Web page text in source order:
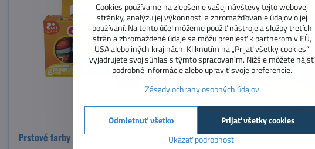
Prstové farby 6 Prstové farby 8
Cookies používame na zlepšenie vašej návštevy tejto webovej
stránky, analýzu jej výkonnosti a zhromažďovanie údajov o jej
používaní. Na tento účel môžeme použiť nástroje a služby tretích
strán a zhromaždené údaje sa môžu preniesť k partnerom v EÚ,
USA alebo iných krajinách. Kliknutím na „Prijať všetky cookies“
vyjadrujete svoj súhlas s týmto spracovaním. Nižšie môžete nájsť
podrobné informácie alebo upraviť svoje preferencie.
Zásady ochrany osobných údajov
Ukázať podrobnosti
Prijať všetky cookies
Odmietnuť všetko